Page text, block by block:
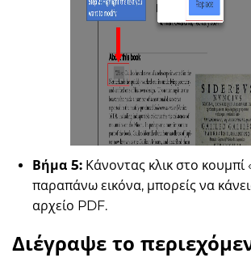
Βήμα 5: Κάνοντας κλικ στο
παραπάνω εικόνα, μπορείς να
αρχείο PDF.
Διέγραψε το